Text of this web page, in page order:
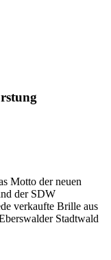
Motto der neuen
der SDW
verkaufte Brille aus
Stadtwald